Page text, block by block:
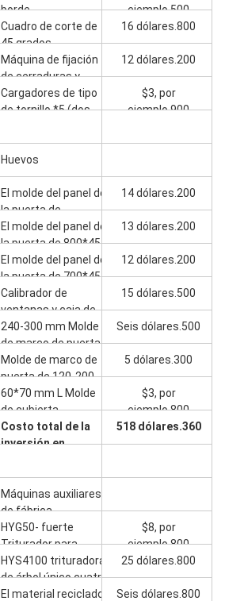
transportadores
borde
ejemplo.500
Cuadro de corte de
45 grados
16 dólares.800
Máquina de fijación
de cerraduras y
bisagras *2 (una
para la puerta, la otra
cubierta)
12 dólares.200
Cargadores de tipo
de tornillo *5 (dos
tres para líneas de
producción)
$3, por
ejemplo.900
Huevos
El molde del panel de
la puerta de
900*45mm sin
calibrador
14 dólares.200
El molde del panel de
la puerta de 800*45
mm sin calibrador
13 dólares.200
El molde del panel de
la puerta de 700*45
mm sin calibrador
12 dólares.200
Calibrador de
ventanas y caja de
refrigeración por
agua
15 dólares.500
240-300 mm Molde
de marco de puerta
Seis dólares.500
Molde de marco de
puerta de 120-200
mm
5 dólares.300
60*70 mm L Molde
de cubierta
$3, por
ejemplo.800
Costo total de la
inversión en
planta de puertas
WPC
518 dólares.360
Máquinas auxiliares
de fábrica
HYG50- fuerte
Triturador para
reciclaje
$8, por
ejemplo.800
HYS4100 trituradora
de árbol único cuatro
reciclaje
25 dólares.800
El material reciclado
Seis dólares.800